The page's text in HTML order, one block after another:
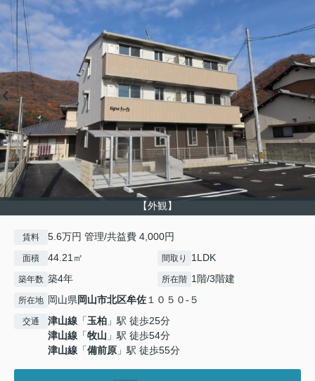
【外観】
賃料 5.6万円 管理/共益費 4,000円
面積 44.21㎡ 間取り 1LDK
築年数 築4年 所在階 1階/3階建
所在地 岡山県岡山市北区牟佐 １０５０-５
交通 津山線 「玉柏 」駅 徒歩25分
津山線 「牧山 」駅 徒歩54分
津山線 「備前原 」駅 徒歩55分